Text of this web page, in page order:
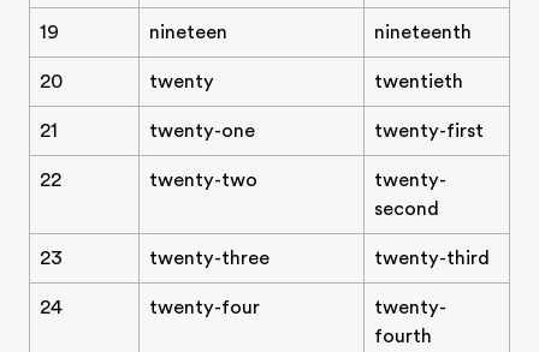
19 nineteen nineteenth
20 twenty twentieth
21 twenty-one twenty-first
22 twenty-two
twenty-
second
23 twenty-three twenty-third
24 twenty-four
twenty-
fourth